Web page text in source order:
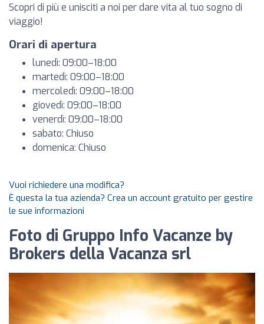
Scopri di più e unisciti a noi per dare vita al tuo sogno di
viaggio!
Orari di apertura
lunedì: 09:00–18:00
martedì: 09:00–18:00
mercoledì: 09:00–18:00
giovedì: 09:00–18:00
venerdì: 09:00–18:00
sabato: Chiuso
domenica: Chiuso
Vuoi richiedere una modifica?
È questa la tua azienda? Crea un account gratuito per gestire
le sue informazioni
Foto di Gruppo Info Vacanze by
Brokers della Vacanza srl